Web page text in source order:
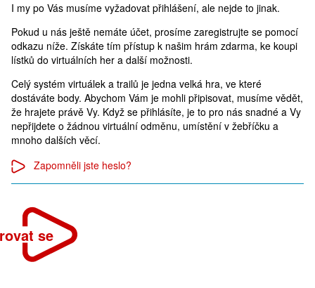
I my po Vás musíme vyžadovat přihlášení, ale nejde to jinak.
Pokud u nás ještě nemáte účet, prosíme zaregistrujte se pomocí
odkazu níže. Získáte tím přístup k našim hrám zdarma, ke koupi
lístků do virtuálních her a další možnosti.
Celý systém virtuálek a trailů je jedna velká hra, ve které
dostáváte body. Abychom Vám je mohli připisovat, musíme vědět,
že hrajete právě Vy. Když se přihlásíte, je to pro nás snadné a Vy
nepřijdete o žádnou virtuální odměnu, umístění v žebříčku a
mnoho dalších věcí.
Zapomněli jste heslo?
se